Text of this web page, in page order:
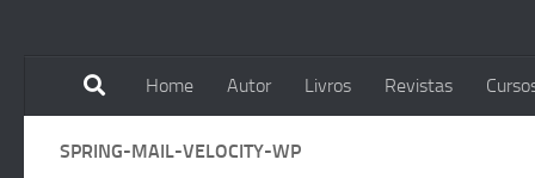
Home Autor Livros Revistas
SPRING-MAIL-VELOCITY-WP